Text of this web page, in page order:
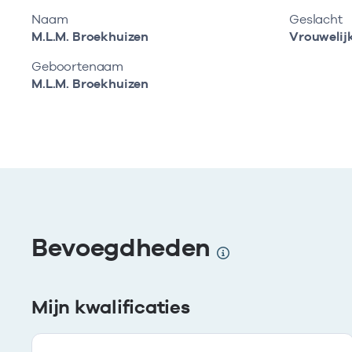
Naam
M.L.M. Broekhuizen
Geboortenaam
M.L.M. Broekhuizen
Geslacht
Bevoegdheden
Mijn kwalificaties